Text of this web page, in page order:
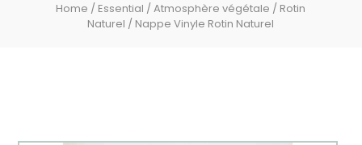
Home / Essential /Atmosphère végétale / Rotin
Naturel / Nappe Vinyle Rotin Naturel